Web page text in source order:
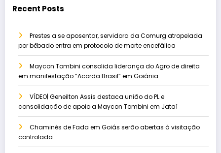
Recent Posts
Prestes a se aposentar, servidora da Comurg atropelada
por bêbado entra em protocolo de morte encefálica
Maycon Tombini consolida liderança do Agro de direita
em manifestação “Acorda Brasil” em Goiânia
VÍDEO| Geneilton Assis destaca união do PL e
consolidação de apoio a Maycon Tombini em Jataí
Chaminés de Fada em Goiás serão abertas à visitação
controlada